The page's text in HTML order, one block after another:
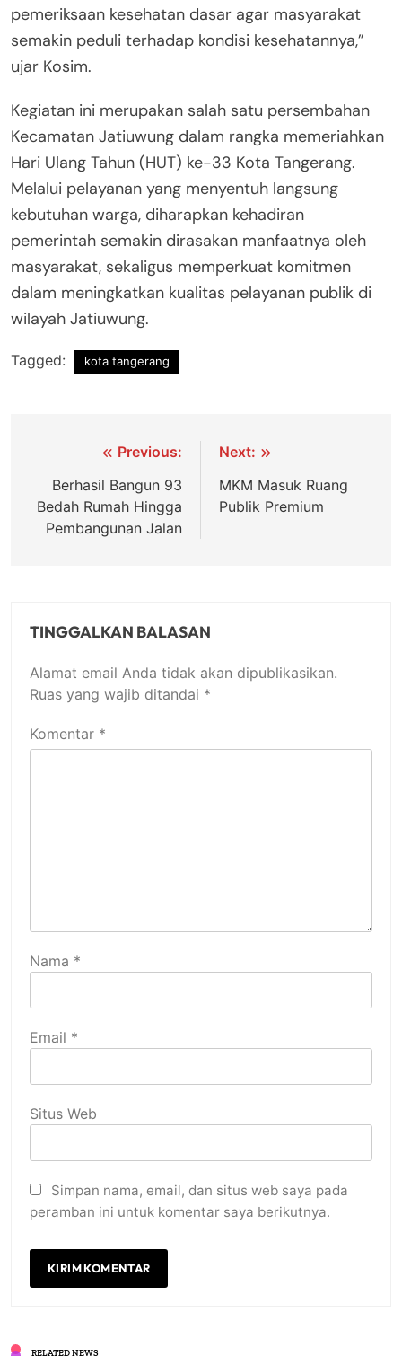
pemeriksaan kesehatan dasar agar masyarakat
semakin peduli terhadap kondisi kesehatannya,”
ujar Kosim.
Kegiatan ini merupakan salah satu persembahan
Kecamatan Jatiuwung dalam rangka memeriahkan
Hari Ulang Tahun (HUT) ke-33 Kota Tangerang.
Melalui pelayanan yang menyentuh langsung
kebutuhan warga, diharapkan kehadiran
pemerintah semakin dirasakan manfaatnya oleh
masyarakat, sekaligus memperkuat komitmen
dalam meningkatkan kualitas pelayanan publik di
wilayah Jatiuwung.
Tagged: kota tangerang
Navigasi
pos
Previous:
Berhasil Bangun 93
Bedah Rumah Hingga
Pembangunan Jalan
Next:
MKM Masuk Ruang
Publik Premium
TINGGALKAN BALASAN
Alamat email Anda tidak akan dipublikasikan.
Ruas yang wajib ditandai *
Komentar *
Nama *
Email *
Situs Web
Simpan nama, email, dan situs web saya pada
peramban ini untuk komentar saya berikutnya.
RELATED NEWS